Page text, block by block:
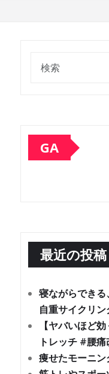
GA
最近の投稿
寝ながらできる
自重サイクリン
【ヤバいほど
トレッチ #腰
痩せたモーニ